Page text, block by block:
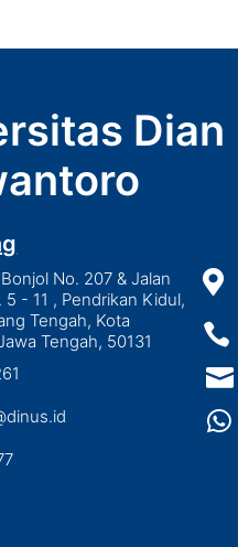
Dian
No. 207 & Jalan
5 - 11 , Pendrikan Kidul,
Tengah, Kota
Tengah, 50131



